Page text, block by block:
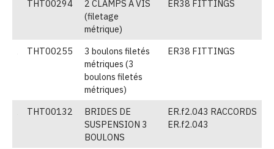
THT00294
2 CLAMPS À VIS
(filetage
métrique)
ER38 FITTINGS
THT00255
3 boulons filetés
métriques (3
boulons filetés
métriques)
ER38 FITTINGS
THT00132
BRIDES DE
SUSPENSION 3
BOULONS
ER.f2.043 RACCORDS
ER.f2.043